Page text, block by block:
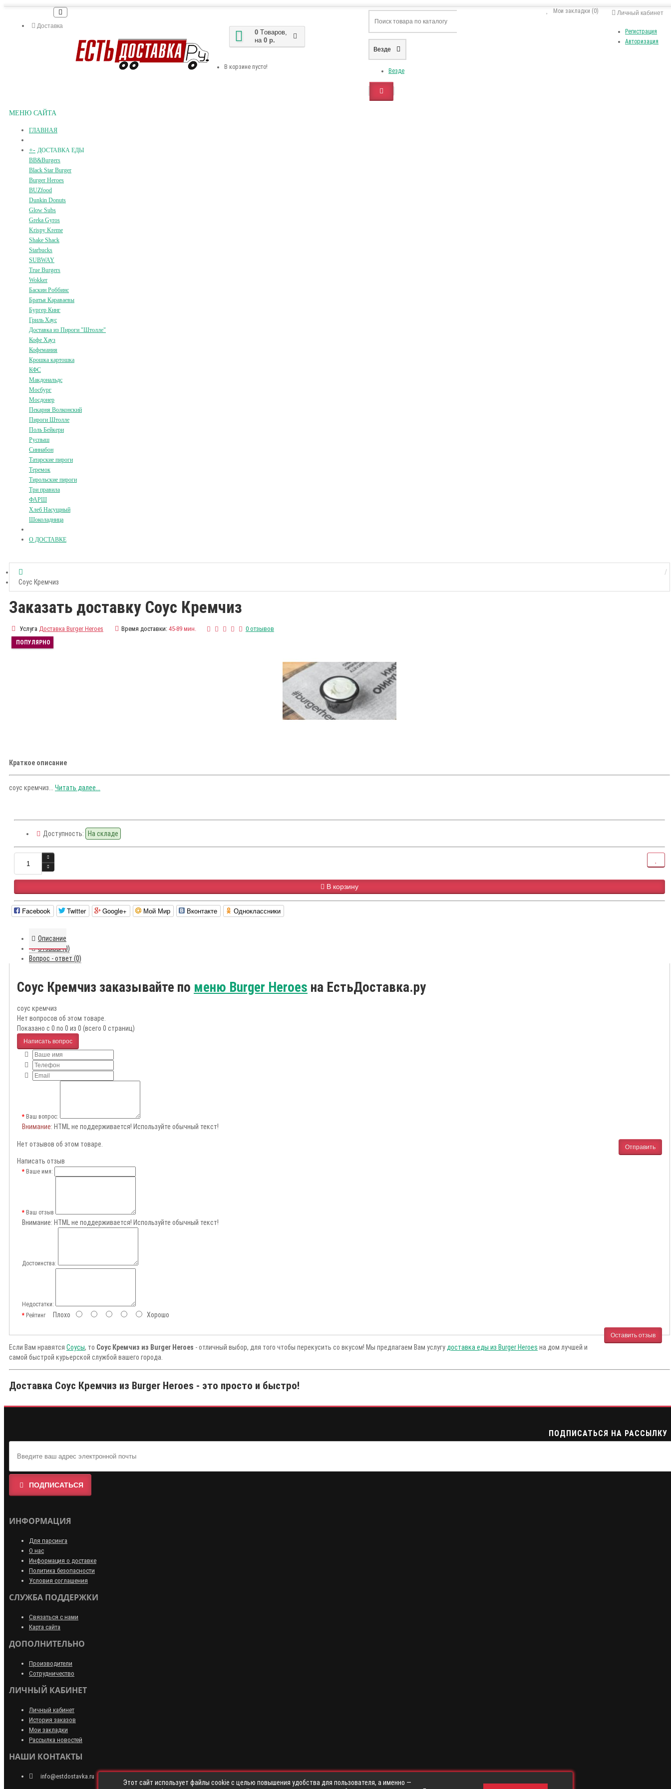
Доставка
Личный кабинет
Регистрация
Авторизация
Мои закладки (0)
0 Tоваров,
на 0 р.
В корзине пусто!
Везде
Везде
МЕНЮ САЙТА
ГЛАВНАЯ
+- ДОСТАВКА ЕДЫ
BB&Burgers
Black Star Burger
Burger Heroes
BUZfood
Dunkin Donuts
Glow Subs
Greka Gyros
Krispy Kreme
Shake Shack
Starbucks
SUBWAY
True Burgers
Wokker
Баскин Роббинс
Братья Караваевы
Бургер Кинг
Гриль Хаус
Доставка из Пироги "Штолле"
Кофе Хауз
Кофемания
Крошка картошка
КФС
Макдональдс
Мосбург
Мосдонер
Пекарня Волконский
Пироги Штолле
Поль Бейкери
Руспыш
Синнабон
Татарские пироги
Теремок
Тирольские пироги
Три правила
ФАРШ
Хлеб Насущный
Шоколадница
О ДОСТАВКЕ
Соус Кремчиз
Заказать доставку Соус Кремчиз
Услуга Доставка Burger Heroes Время доставки: 45-89 мин. 0 отзывов
ПОПУЛЯРНО
Краткое описание
соус кремчиз... Читать далее...
Доступность: На складе
В корзину
Facebook Twitter Google+ Мой Мир Вконтакте Одноклассники
Описание
Отзывы (0)
Вопрос - ответ (0)
Соус Кремчиз заказывайте по меню Burger Heroes на ЕстьДоставка.ру
соус кремчиз
Нет вопросов об этом товаре.
Показано с 0 по 0 из 0 (всего 0 страниц)
Написать вопрос
Ваш вопрос:
Внимание: HTML не поддерживается! Используйте обычный текст!
Отправить
Нет отзывов об этом товаре.
Написать отзыв
Ваше имя:
Ваш отзыв
Внимание: HTML не поддерживается! Используйте обычный текст!
Достоинства:
Недостатки:
РейтингПлохо Хорошо
Оставить отзыв
Если Вам нравятся Соусы, то Соус Кремчиз из Burger Heroes - отличный выбор, для того чтобы перекусить со вкусом! Мы предлагаем Вам услугу доставка еды из Burger Heroes на дом лучшей и
самой быстрой курьерской службой вашего города.
Доставка Соус Кремчиз из Burger Heroes - это просто и быстро!
ПОДПИСАТЬСЯ НА РАССЫЛКУ
ПОДПИСАТЬСЯ
ИНФОРМАЦИЯ
Для парсинга
О нас
Информация о доставке
Политика безопасности
Условия соглашения
СЛУЖБА ПОДДЕРЖКИ
Связаться с нами
Карта сайта
ДОПОЛНИТЕЛЬНО
Производители
Сотрудничество
ЛИЧНЫЙ КАБИНЕТ
Личный кабинет
История заказов
Мои закладки
Рассылка новостей
НАШИ КОНТАКТЫ
info@estdostavka.ru
Этот сайт использует файлы cookie с целью повышения удобства для пользователя, а именно —